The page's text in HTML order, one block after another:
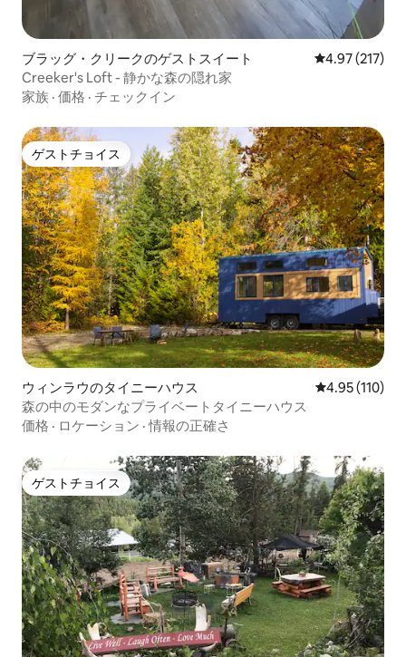
ブラッグ・クリークのゲストスイート レビュー217
4.97 (217)
Creeker's Loft - 静かな森の隠れ家
家族 · 価格 · チェックイン
ゲストチョイス
ゲストチョイス
ウィンラウのタイニーハウス レビュー110
4.95 (110)
森の中のモダンなプライベートタイニーハウス
価格 · ロケーション ·情報の正確さ
ゲストチョイス
ゲストチョイス